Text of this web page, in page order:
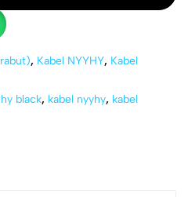
, Kabel NYYHY, Kabel
black, kabel nyyhy, kabel